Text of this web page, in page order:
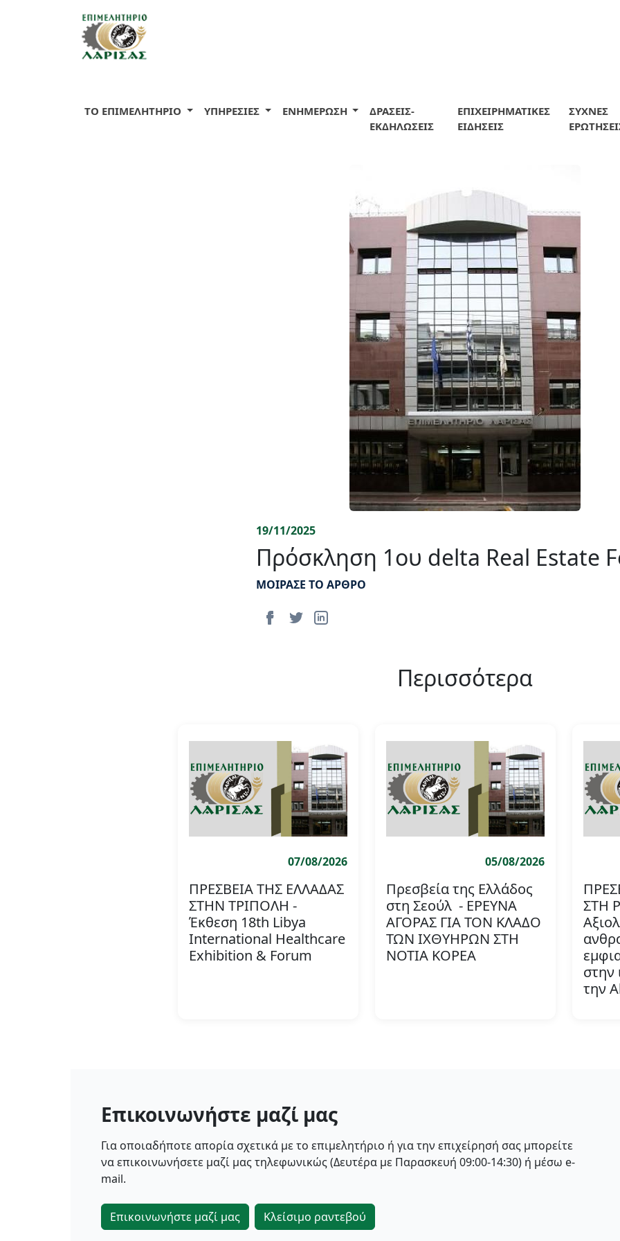
ΤΟ ΕΠΙΜΕΛΗΤΗΡΙΟ ΥΠΗΡΕΣΙΕΣ ΕΝΗΜΕΡΩΣΗ
ΔΡΑΣΕΙΣ-
ΕΚΔΗΛΩΣΕΙΣ
ΕΠΙΧΕΙΡΗΜΑΤΙΚΕΣ
ΕΙΔΗΣΕΙΣ
ΣΥΧΝΕΣ
19/11/2025
Πρόσκληση 1ου delta Real Estate
ΜΟΙΡΑΣΕ ΤΟ ΑΡΘΡΟ
Περισσότερα
07/08/2026
ΠΡΕΣΒΕΙΑ ΤΗΣ ΕΛΛΑΔΑΣ
ΣΤΗΝ ΤΡΙΠΟΛΗ -
Έκθεση 18th Libya
International Healthcare
Exhibition & Forum
05/08/2026
Πρεσβεία της Ελλάδος
στη Σεούλ - ΕΡΕΥΝΑ
ΑΓΟΡΑΣ ΓΙΑ ΤΟΝ ΚΛΑΔΟ
ΤΩΝ ΙΧΘΥΗΡΩΝ ΣΤΗ
ΝΟΤΙΑ ΚΟΡΕΑ
ΣΤΗ
στην
την
Επικοινωνήστε μαζί μας
Για οποιαδήποτε απορία σχετικά με το επιμελητήριο ή για την επιχείρησή σας μπορείτε
να επικοινωνήσετε μαζί μας τηλεφωνικώς (Δευτέρα με Παρασκευή 09:00-14:30) ή μέσω e-
mail.
Επικοινωνήστε μαζί μας Κλείσιμο ραντεβού